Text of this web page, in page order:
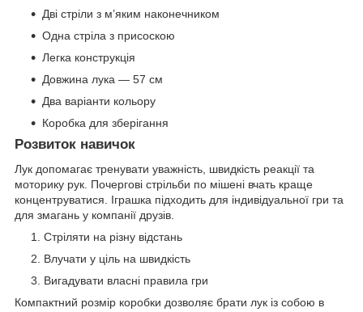
Дві стріли з м’яким наконечником
Одна стріла з присоскою
Легка конструкція
Довжина лука — 57 см
Два варіанти кольору
Коробка для зберігання
Розвиток навичок
Лук допомагає тренувати уважність, швидкість реакції та
моторику рук. Почергові стрільби по мішені вчать краще
концентруватися. Іграшка підходить для індивідуальної гри та
для змагань у компанії друзів.
Стріляти на різну відстань
Влучати у ціль на швидкість
Вигадувати власні правила гри
Компактний розмір коробки дозволяє брати лук із собою в